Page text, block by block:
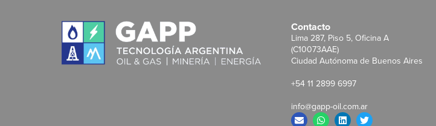
Contacto
Lima 287, Piso 5, Oficina A
(C10073AAE)
Ciudad Autónoma de Buenos Aires
+54 11 2899 6997
info@gapp-oil.com.ar